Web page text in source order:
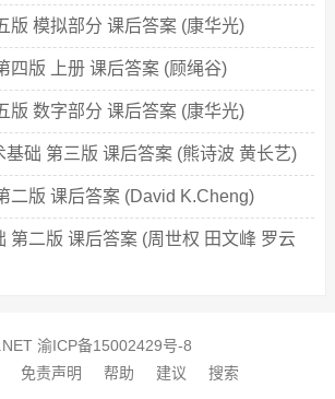
版 模拟部分 课后答案 (康华光)
四版 上册 课后答案 (顾绳谷)
版 数字部分 课后答案 (康华光)
础 第三版 课后答案 (熊诗波 黄长艺)
二版 课后答案 (David K.Cheng)
第二版 课后答案 (周世权 田文峰 罗云
渝ICP备15002429号-8
免责声明 帮助 建议 搜索